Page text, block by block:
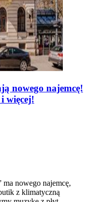
nowego najemcę!
więcej!
nowego najemcę,
z klimatyczną